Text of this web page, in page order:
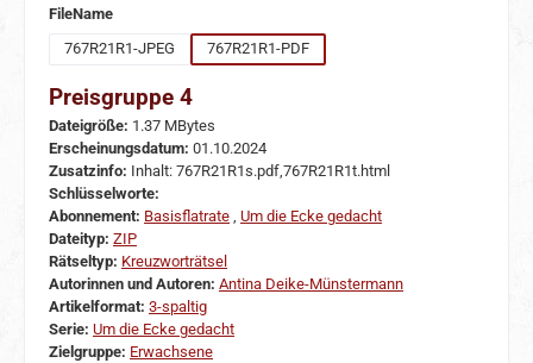
FileNameauswählen
767R21R1-JPEG
767R21R1-PDF
Preisgruppe 4
Dateigröße: 1.37 MBytes
Erscheinungsdatum: 01.10.2024
Zusatzinfo: Inhalt: 767R21R1s.pdf,767R21R1t.html
Schlüsselworte:
Abonnement: Basisflatrate Um die Ecke gedacht
Dateityp: ZIP
Rätseltyp: Kreuzworträtsel
Autorinnen und Autoren: Antina Deike-Münstermann
Artikelformat: 3-spaltig
Serie: Um die Ecke gedacht
Zielgruppe: Erwachsene